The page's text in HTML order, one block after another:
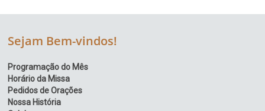
Sejam Bem-vindos!
Programação do Mês
Horário da Missa
Pedidos de Orações
Nossa História